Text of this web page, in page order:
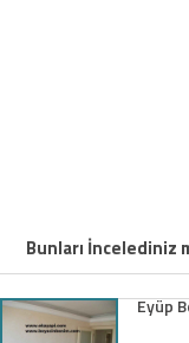
Bunları İncelediniz
Eyüp